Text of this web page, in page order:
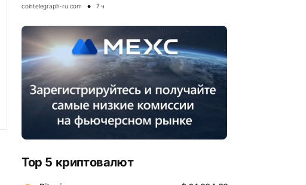
cointelegraph-ru.com 7 ч
Top 5 криптовалют